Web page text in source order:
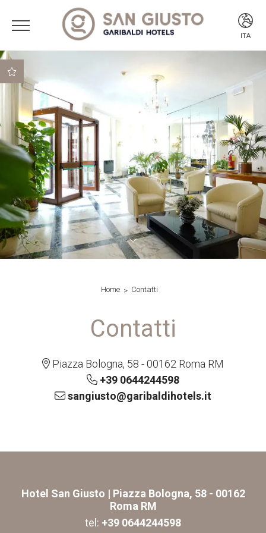
ITA
Miglior tariffa garantita
Migliori condizioni di
cancellazione
Home Contatti
Contatti
Piazza Bologna, 58 - 00162 Roma RM
+39 0644244598
sangiusto@garibaldihotels.it
Hotel San Giusto | Piazza Bologna, 58 - 00162
Roma RM
tel: +39 0644244598